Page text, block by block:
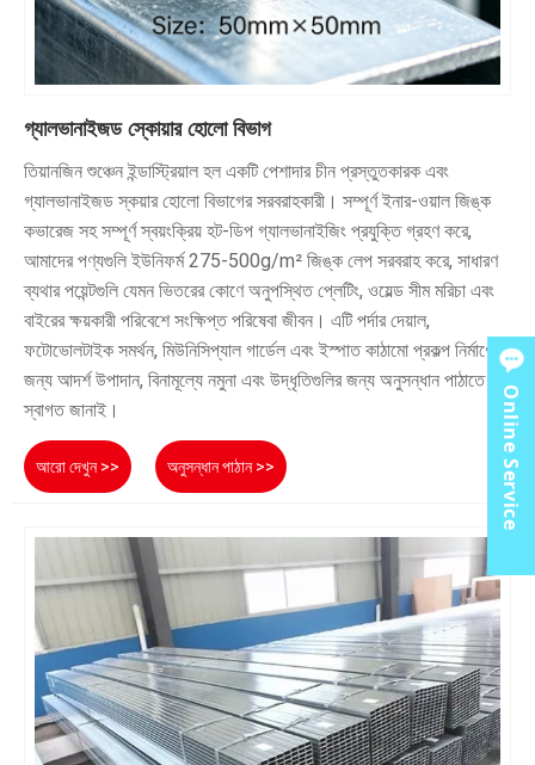
গ্যালভানাইজড স্কোয়ার হোলো বিভাগ
তিয়ানজিন শুঞ্চেন ইন্ডাস্ট্রিয়াল হল একটি পেশাদার চীন প্রস্তুতকারক এবং
গ্যালভানাইজড স্কয়ার হোলো বিভাগের সরবরাহকারী। সম্পূর্ণ ইনার-ওয়াল জিঙ্ক
কভারেজ সহ সম্পূর্ণ স্বয়ংক্রিয় হট-ডিপ গ্যালভানাইজিং প্রযুক্তি গ্রহণ করে,
আমাদের পণ্যগুলি ইউনিফর্ম 275-500g/m² জিঙ্ক লেপ সরবরাহ করে, সাধারণ
ব্যথার পয়েন্টগুলি যেমন ভিতরের কোণে অনুপস্থিত প্লেটিং, ওয়েল্ড সীম মরিচা এবং
বাইরের ক্ষয়কারী পরিবেশে সংক্ষিপ্ত পরিষেবা জীবন। এটি পর্দার দেয়াল,
ফটোভোলটাইক সমর্থন, মিউনিসিপ্যাল ​​গার্ডেল এবং ইস্পাত কাঠামো প্রকল্প নির্মাণের
জন্য আদর্শ উপাদান, বিনামূল্যে নমুনা এবং উদ্ধৃতিগুলির জন্য অনুসন্ধান পাঠাতে
স্বাগত জানাই।
আরো দেখুন >> অনুসন্ধান পাঠান >> Online Service